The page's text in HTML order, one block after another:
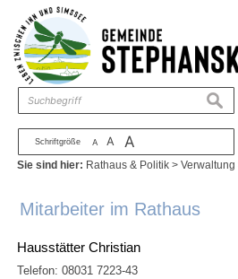
Zum Inhalt ,zur Navigation
Schriftgröße A A A
suchen
Sie sind hier: Rathaus & Politik >Verwaltung
Mitarbeiter im Rathaus
Hausstätter Christian
Telefon:08031 7223-43